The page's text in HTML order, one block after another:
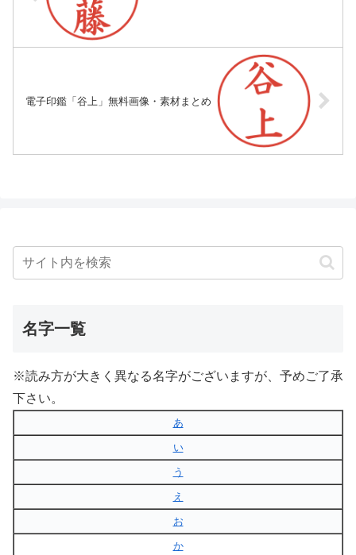
電子印鑑「谷上」無料画像・素材まとめ
名字一覧
※読み方が大きく異なる名字がございますが、予めご了承
下さい。
あ
い
う
え
お
か